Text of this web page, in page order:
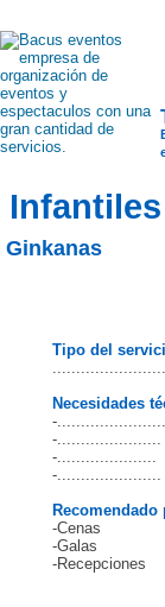
Infantiles
Ginkanas
Tipo del
Necesidades
-
-......................
-.....................
-......................
Recomendado
-Cenas
-Galas
-Recepciones